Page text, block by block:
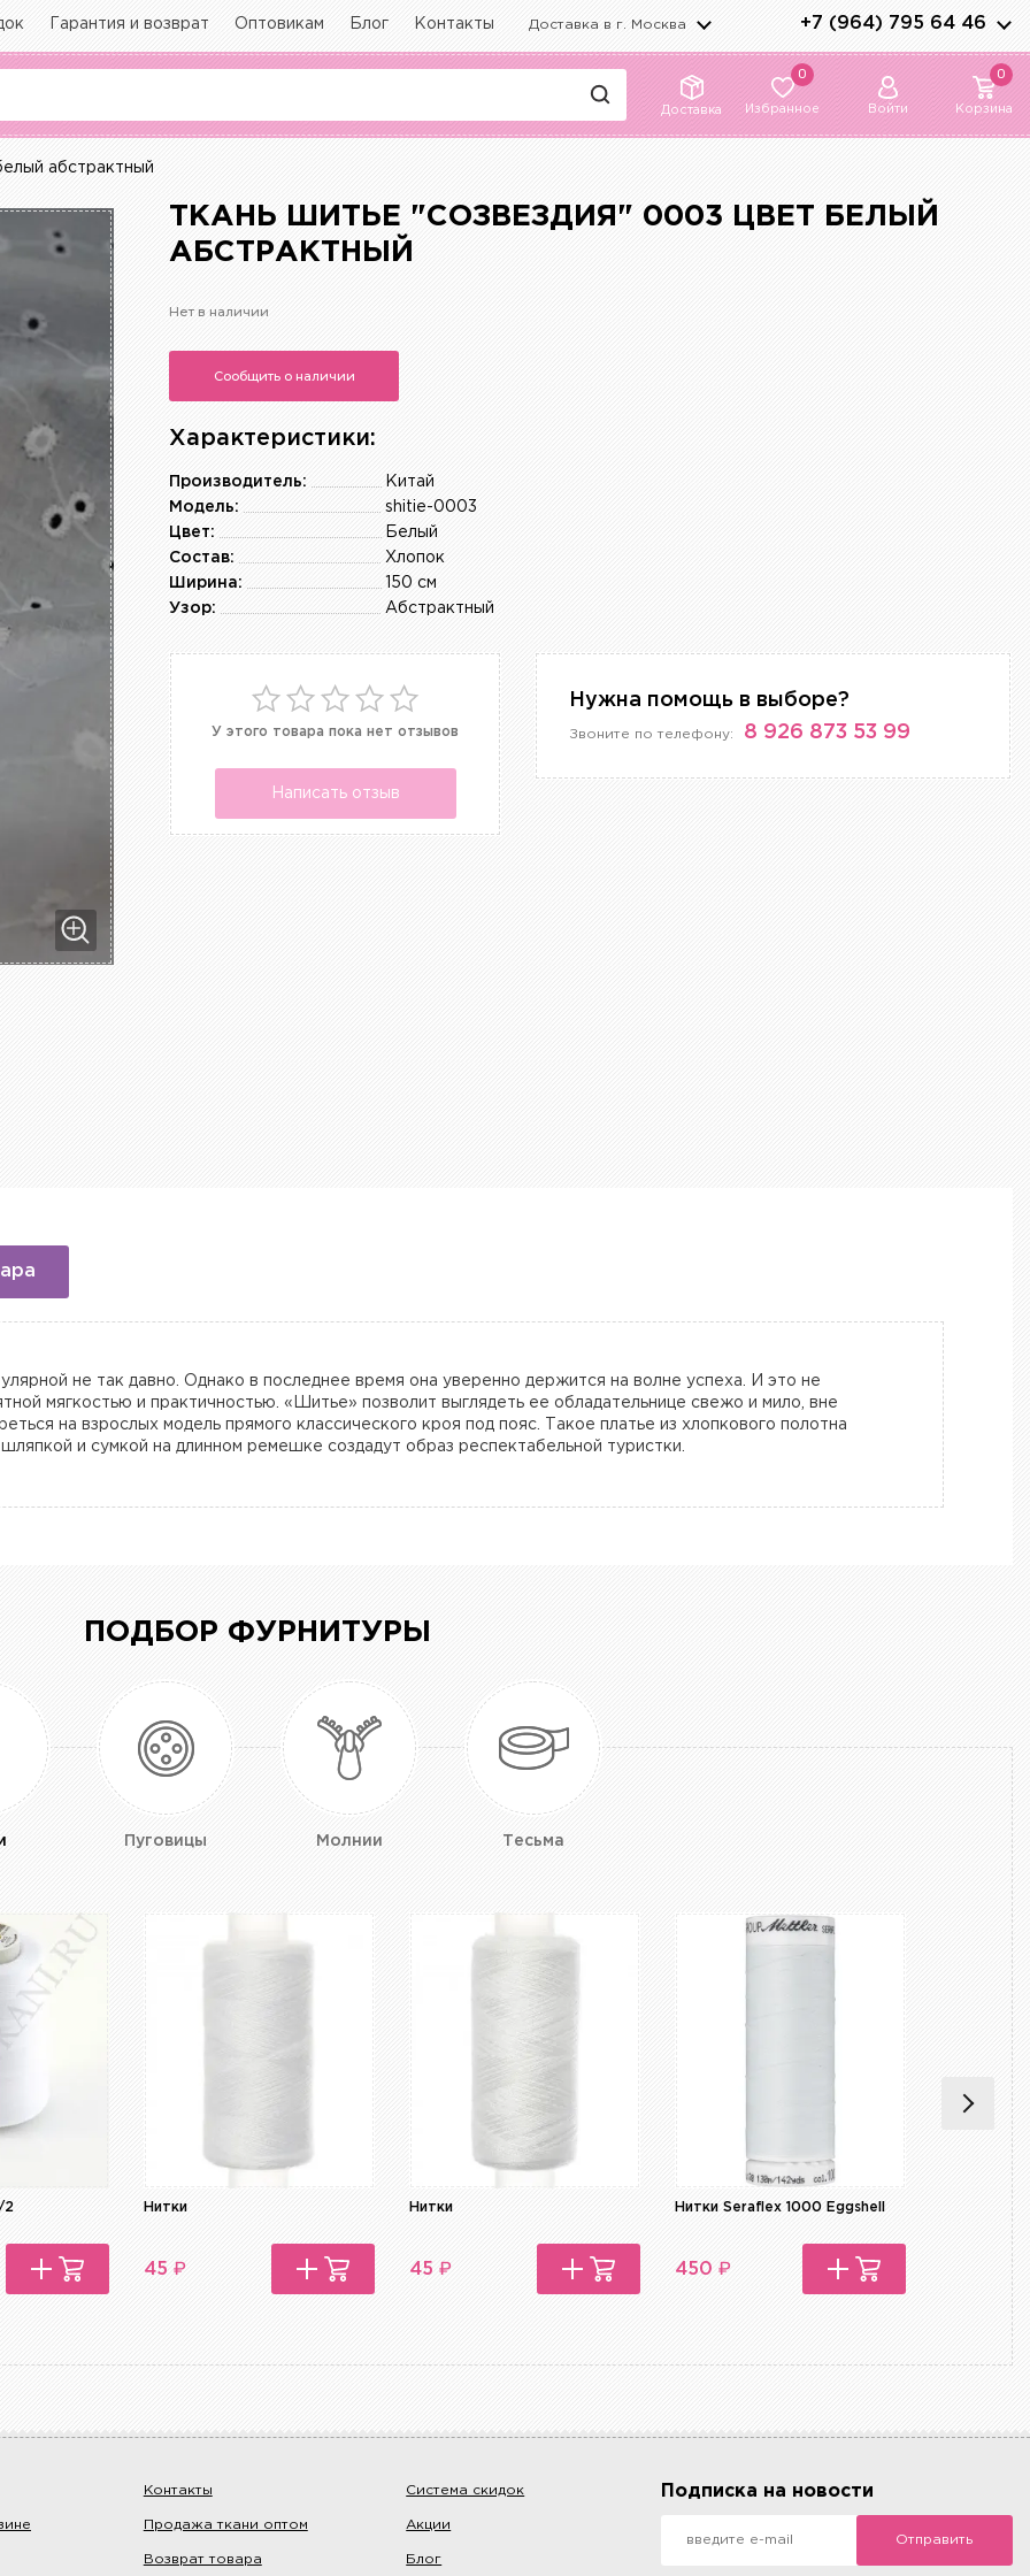
Гарантия и возврат Оптовикам Блог Контакты Доставка в г. Москва +7 (964) 795 64 46
Доставка
0
Избранное Войти
0
Корзина
абстрактный
ТКАНЬ ШИТЬЕ "СОЗВЕЗДИЯ" 0003 ЦВЕТ БЕЛЫЙ
АБСТРАКТНЫЙ
Нет в наличии
Сообщить о наличии
Характеристики:
Китай
Производитель:
shitie-0003
Модель:
Белый
Цвет:
Хлопок
Состав:
150 см
Ширина:
Абстрактный
Узор:
У этого товара пока нет отзывов
Написать отзыв
Нужна помощь в выборе?
Звоните по телефону: 8 926 873 53 99
не так давно. Однако в последнее время она уверенно держится на волне успеха. И это не
мягкостью и практичностью. «Шитье» позволит выглядеть ее обладательнице свежо и мило, вне
на взрослых модель прямого классического кроя под пояс. Такое платье из хлопкового полотна
и сумкой на длинном ремешке создадут образ респектабельной туристки.
ПОДБОР ФУРНИТУРЫ
Пуговицы Молнии Тесьма
2 Нитки
45 ₽
Нитки
45 ₽
Нитки Seraflex 1000 Eggshell
450 ₽
Нитки
Контакты
Продажа ткани оптом
Возврат товара
Система скидок
Акции
Блог
Подписка на новости
Отправить